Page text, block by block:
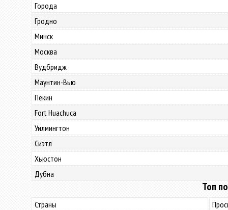
Города
Гродно
Минск
Москва
Вудбридж
Маунтин-Вью
Пекин
Fort Huachuca
Уилмингтон
Сиэтл
Хьюстон
Дубна
Топ
Страны